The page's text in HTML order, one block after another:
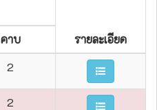
รายละเอียด
คาบ
2
2